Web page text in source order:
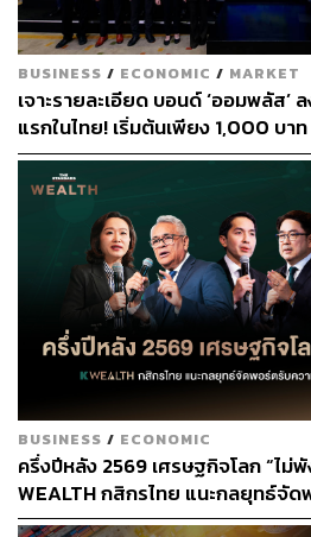
สามารถติดตาม THE
ผ่านแอปพลิเคชันต่างๆ ที่คุณสะดวก
ธนาคารเกียรตินาคินภัทร
บล.เกียรตินาคินภัทร จำกัด (ม
ทวีศักดิ์ เผ่าพัลลภ
การลงทุน
ตราสารหนี้
BUSINESS / ECONOMIC / MARKET
เจาะรายละเอียด บอนด์ ‘ออมพลัส
แรกในไทย! เริ่มต้นเพียง 1,000 บ
Bond Connect ก่อนเปิดจองซื้อ 3-
BUSINESS / ECONOMIC
ครึ่งปีหลัง 2569 เศรษฐกิจโลก “ไม่
WEALTH กสิกรไทย แนะกลยุทธ์จั
เปลี่ยนแปลงกติกาใหม่ของโลก